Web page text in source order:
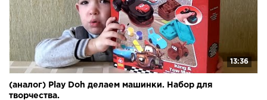
13:36
(аналог) Play Doh делаем машинки. Набор для
творчества.